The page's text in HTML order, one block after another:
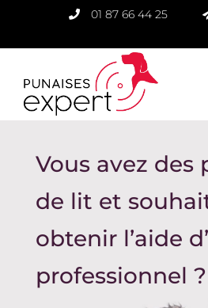
contenu
01 87 66 44 25
Vous avez des
de lit et
obtenir l’aide
professionnel ?